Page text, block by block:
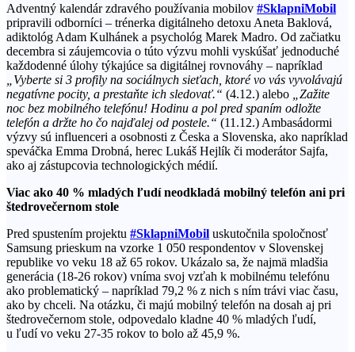
Adventný kalendár zdravého používania mobilov #SklapniMobil
pripravili odborníci – trénerka digitálneho detoxu Aneta Baklová,
adiktológ Adam Kulhánek a psychológ Marek Madro. Od začiatku
decembra si záujemcovia o túto výzvu mohli vyskúšať jednoduché
každodenné úlohy týkajúce sa digitálnej rovnováhy – napríklad
„Vyberte si 3 profily na sociálnych sieťach, ktoré vo vás vyvolávajú
negatívne pocity, a prestaňte ich sledovať.“ (4.12.) alebo
„Zažite
noc bez mobilného telefónu! Hodinu a pol pred spaním odložte
telefón a držte ho čo najďalej od postele.“ (11.12.) Ambasádormi
výzvy sú influenceri a osobnosti z Česka a Slovenska, ako napríklad
speváčka Emma Drobná, herec Lukáš Hejlík či moderátor Sajfa,
ako aj zástupcovia technologických médií.
Viac ako 40 % mladých ľudí neodkladá mobilný telefón ani pri
štedrovečernom stole
Pred spustením projektu #SklapniMobil uskutočnila spoločnosť
Samsung prieskum na vzorke 1 050 respondentov v Slovenskej
republike vo veku 18 až 65 rokov. Ukázalo sa, že najmä mladšia
generácia (18-26 rokov) vníma svoj vzťah k mobilnému telefónu
ako problematický – napríklad 79,2 % z nich s ním trávi viac času,
ako by chceli. Na otázku, či majú mobilný telefón na dosah aj pri
štedrovečernom stole, odpovedalo kladne 40 % mladých ľudí,
u ľudí vo veku 27-35 rokov to bolo až 45,9 %.